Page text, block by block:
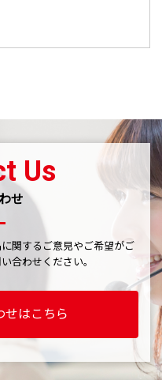
Us
せ
関するご意見やご希望がご
合わせください。
せはこちら